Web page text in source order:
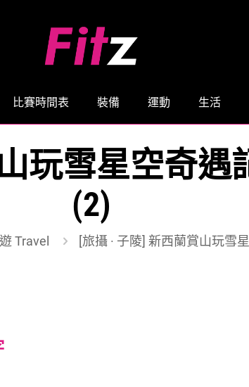
比賽時間表 裝備 運動 生活
玩雪星空奇
(2)
Travel [旅攝 · 子陵] 新西蘭賞山玩雪
Increase